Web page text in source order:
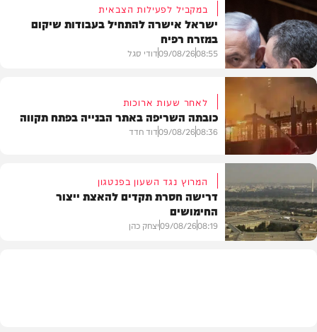
חדשות
במקביל לפעילות הצבאית
ישראל אישרה להתחיל בעבודות שיקום
במזרח רפיח
08:55
09/08/26דודי סגל
חדשות
לאחר שעות ארוכות
כובתה השריפה באתר הבנייה בפתח תקווה
08:36
09/08/26דוד חדד
המרוץ נגד השעון בפנטגון
דרישה חסרת תקדים להאצת ייצור
החימושים
08:19
09/08/26יצחק כהן